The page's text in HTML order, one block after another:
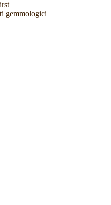
gemmologici